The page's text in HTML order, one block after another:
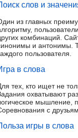
слов и
из главных
комбинаций.
и антонимы.
пользователя.
в слова
тех, кто ищет не
охватывают
мышление,
с
игры в слова